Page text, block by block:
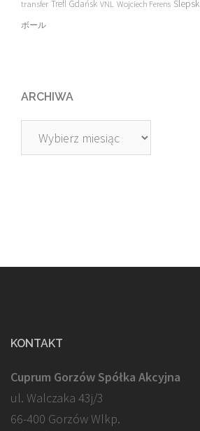
transfer Trefl Gdańsk VNL Wojciech Ferens
ボール
ARCHIWA
Archiwa
KONTAKT
Cuprum Gorzów Spółka Akcyjna
ul. Walczaka 43j/3
66-400 Gorzów Wlkp.